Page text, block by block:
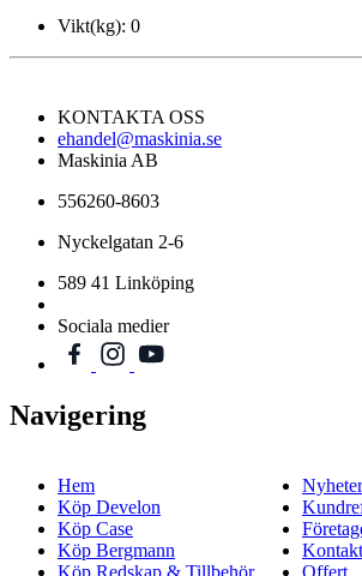
Vikt(kg): 0
KONTAKTA OSS
ehandel@maskinia.se
Maskinia AB
556260-8603
Nyckelgatan 2-6
589 41 Linköping
Sociala medier
Navigering
Hem
Köp Develon
Köp Case
Köp Bergmann
Köp Redskap & Tillbehör
Kontakt
Offert